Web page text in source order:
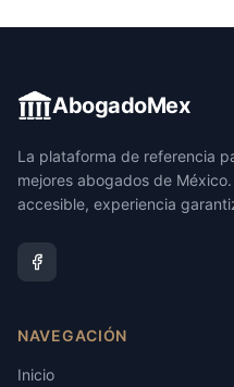
AbogadoMex
La plataforma de referencia
mejores abogados de
accesible, experiencia
NAVEGACIÓN
Inicio